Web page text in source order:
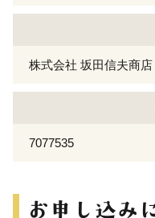
株式会社 坂田信夫商店
7077535